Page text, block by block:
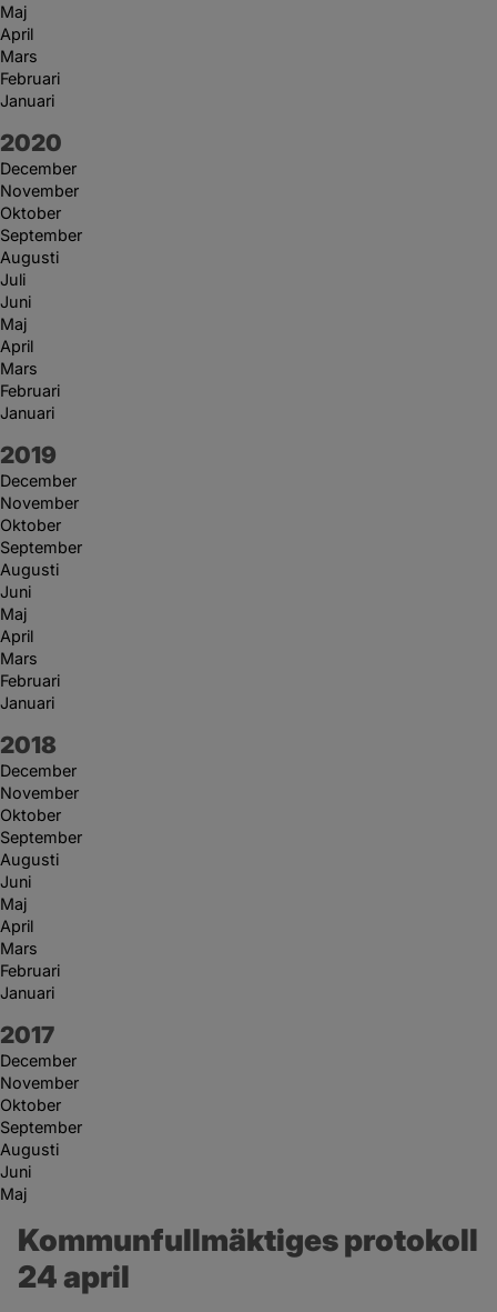
Maj
April
Mars
Februari
Januari
År:
2020
December
November
Oktober
September
Augusti
Juli
Juni
Maj
April
Mars
Februari
Januari
År:
2019
December
November
Oktober
September
Augusti
Juni
Maj
April
Mars
Februari
Januari
År:
2018
December
November
Oktober
September
Augusti
Juni
Maj
April
Mars
Februari
Januari
År:
2017
December
November
Oktober
September
Augusti
Juni
Maj
Kommunfullmäktiges protokoll
24 april